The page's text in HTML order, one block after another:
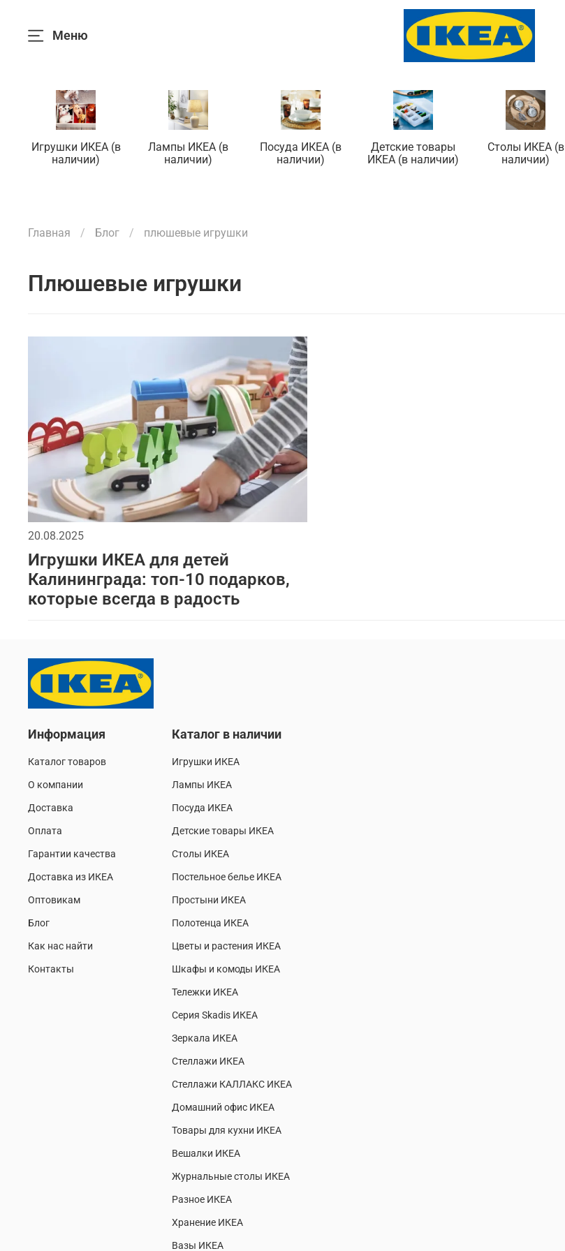
Меню
Игрушки ИКЕА (в
наличии)
Лампы ИКЕА (в
наличии)
Посуда ИКЕА (в
наличии)
Детские товары
ИКЕА (в наличии)
Столы ИКЕА (в
наличии)
Главная Блог плюшевые игрушки
плюшевые игрушки
20.08.2025
Игрушки ИКЕА для детей
Калининграда: топ-10 подарков,
которые всегда в радость
Информация
Каталог товаров
О компании
Доставка
Оплата
Гарантии качества
Доставка из ИКЕА
Оптовикам
Блог
Как нас найти
Контакты
Каталог в наличии
Игрушки ИКЕА
Лампы ИКЕА
Посуда ИКЕА
Детские товары ИКЕА
Столы ИКЕА
Постельное белье ИКЕА
Простыни ИКЕА
Полотенца ИКЕА
Цветы и растения ИКЕА
Шкафы и комоды ИКЕА
Тележки ИКЕА
Серия Skadis ИКЕА
Зеркала ИКЕА
Стеллажи ИКЕА
Стеллажи КАЛЛАКС ИКЕА
Домашний офис ИКЕА
Товары для кухни ИКЕА
Вешалки ИКЕА
Журнальные столы ИКЕА
Разное ИКЕА
Хранение ИКЕА
Вазы ИКЕА